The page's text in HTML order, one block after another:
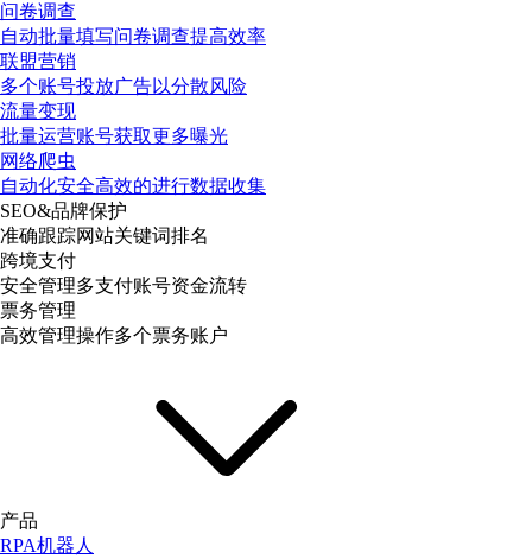
问卷调查
自动批量填写问卷调查提高效率
联盟营销
多个账号投放广告以分散风险
流量变现
批量运营账号获取更多曝光
网络爬虫
自动化安全高效的进行数据收集
SEO&品牌保护
准确跟踪网站关键词排名
跨境支付
安全管理多支付账号资金流转
票务管理
高效管理操作多个票务账户
产品
RPA机器人